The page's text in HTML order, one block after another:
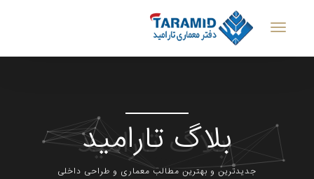
بلاگ تارامید
جدیدترین و بهترین مطالب معماری و طراحی داخلی